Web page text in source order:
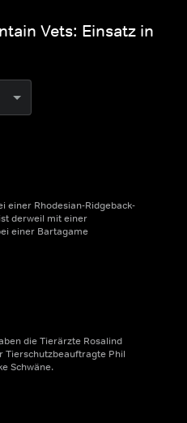
Vets: Einsatz in
einer Rhodesian-Ridgeback-
derweil mit einer
einer Bartagame
die Tierärzte Rosalind
Tierschutzbeauftragte Phil
Schwäne.